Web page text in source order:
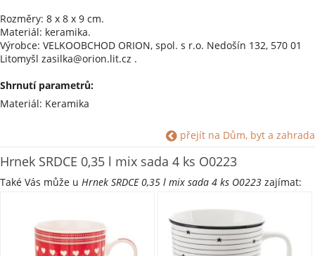
Rozměry: 8 x 8 x 9 cm.
Materiál: keramika.
Výrobce: VELKOOBCHOD ORION, spol. s r.o. Nedošín 132, 570 01
Litomyšl zasilka@orion.lit.cz .
Shrnutí parametrů:
Materiál: Keramika
přejít na Dům, byt a zahrada
Hrnek SRDCE 0,35 l mix sada 4 ks O0223
Také Vás může u Hrnek SRDCE 0,35 l mix sada 4 ks O0223 zajímat: